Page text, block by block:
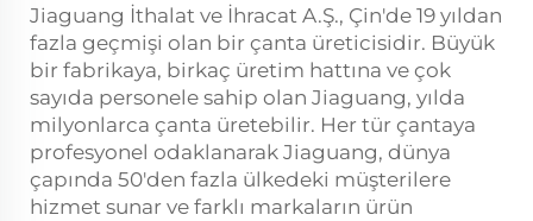
Jiaguang İthalat ve İhracat A.Ş., Çin'de 19 yıldan
fazla geçmişi olan bir çanta üreticisidir. Büyük
bir fabrikaya, birkaç üretim hattına ve çok
sayıda personele sahip olan Jiaguang, yılda
milyonlarca çanta üretebilir. Her tür çantaya
profesyonel odaklanarak Jiaguang, dünya
çapında 50'den fazla ülkedeki müşterilere
hizmet sunar ve farklı markaların ürün